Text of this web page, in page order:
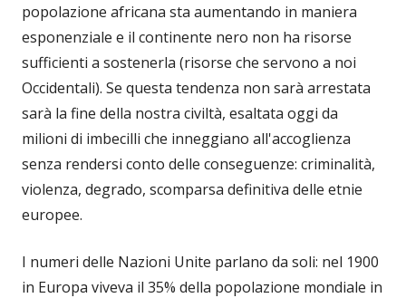
popolazione africana sta aumentando in maniera
esponenziale e il continente nero non ha risorse
sufficienti a sostenerla (risorse che servono a noi
Occidentali). Se questa tendenza non sarà arrestata
sarà la fine della nostra civiltà, esaltata oggi da
milioni di imbecilli che inneggiano all'accoglienza
senza rendersi conto delle conseguenze: criminalità,
violenza, degrado, scomparsa definitiva delle etnie
europee.
I numeri delle Nazioni Unite parlano da soli: nel 1900
in Europa viveva il 35% della popolazione mondiale in